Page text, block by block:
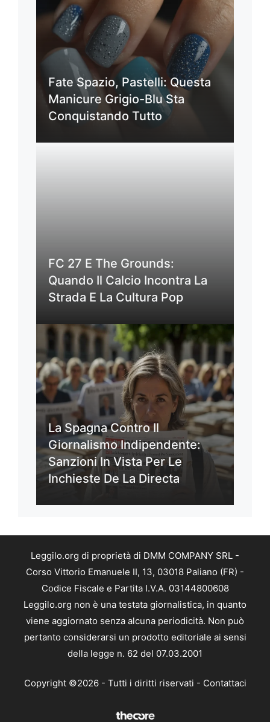
Fate Spazio, Pastelli: Questa
Manicure Grigio-Blu Sta
Conquistando Tutto
FC 27 E The Grounds:
Quando Il Calcio Incontra La
Strada E La Cultura Pop
La Spagna Contro Il
Giornalismo Indipendente:
Sanzioni In Vista Per Le
Inchieste De La Directa
Leggilo.org di proprietà di DMM COMPANY SRL -
Corso Vittorio Emanuele II, 13, 03018 Paliano (FR) -
Codice Fiscale e Partita I.V.A. 03144800608
Leggilo.org non è una testata giornalistica, in quanto
viene aggiornato senza alcuna periodicità. Non può
pertanto considerarsi un prodotto editoriale ai sensi
della legge n. 62 del 07.03.2001
Copyright ©2026 - Tutti i diritti riservati - Contattaci